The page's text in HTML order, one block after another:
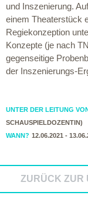
und Inszenierung.
einem Theaterstück
Regiekonzeption
Konzepte (je nach
gegenseitige
der Inszenierungs-
UNTER DER LEITUNG
SCHAUSPIELDOZENTIN)
WANN? 12.06.2021 -
ZURÜCK ZUR